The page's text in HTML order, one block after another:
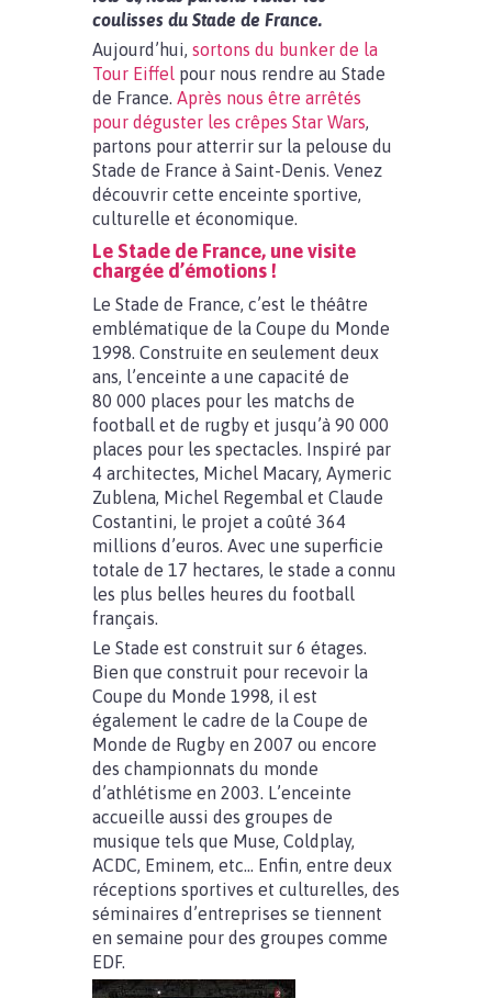
coulisses du Stade de France.
Aujourd’hui, sortons du bunker de la
Tour Eiffel pour nous rendre au Stade
de France. Après nous être arrêtés
pour déguster les crêpes Star Wars,
partons pour atterrir sur la pelouse du
Stade de France à Saint-Denis. Venez
découvrir cette enceinte sportive,
culturelle et économique.
Le Stade de France, une visite
chargée d’émotions !
Le Stade de France, c’est le théâtre
emblématique de la Coupe du Monde
1998. Construite en seulement deux
ans, l’enceinte a une capacité de
80 000 places pour les matchs de
football et de rugby et jusqu’à 90 000
places pour les spectacles. Inspiré par
4 architectes, Michel Macary, Aymeric
Zublena, Michel Regembal et Claude
Costantini, le projet a coûté 364
millions d’euros. Avec une superficie
totale de 17 hectares, le stade a connu
les plus belles heures du football
français.
Le Stade est construit sur 6 étages.
Bien que construit pour recevoir la
Coupe du Monde 1998, il est
également le cadre de la Coupe de
Monde de Rugby en 2007 ou encore
des championnats du monde
d’athlétisme en 2003. L’enceinte
accueille aussi des groupes de
musique tels que Muse, Coldplay,
ACDC, Eminem, etc… Enfin, entre deux
réceptions sportives et culturelles, des
séminaires d’entreprises se tiennent
en semaine pour des groupes comme
EDF.